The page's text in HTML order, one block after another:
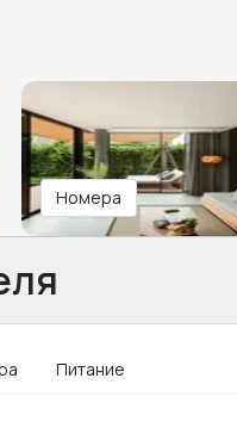
Номера
Питание